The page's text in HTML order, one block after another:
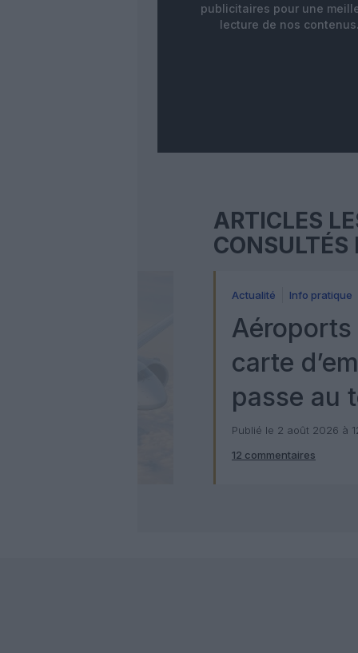
publicitaires pour une
lecture de nos contenus.
ARTICLES
CONSULTÉS
Actualité Info pratique
carte
passe au
Check
Publié le 2 août 2026 à
12 commentaires